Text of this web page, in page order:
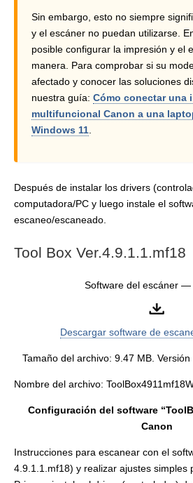
Sin embargo, esto no siempre
y el escáner no puedan utilizarse.
posible configurar la impresión y el
manera. Para comprobar si su
afectado y conocer las soluciones
nuestra guía: Cómo conectar una
multifuncional Canon a una
Windows 11
Después de instalar los drivers
computadora/PC y luego instale el
escaneo/escaneado.
Tool Box Ver.4.9.1.1.mf18
Software del escáner —
Descargar software de
Tamaño del archivo: 9.47 MB.
Nombre del archivo:
Configuración del software
Canon
Instrucciones para escanear con el
4.9.1.1.mf18) y realizar ajustes simples